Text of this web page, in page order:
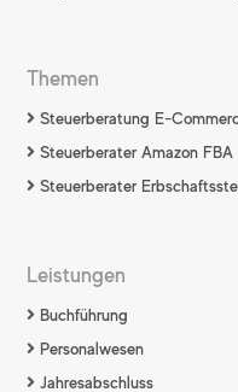
Themen
Steuerberatung E-
Steuerberater Amazon FBA
Steuerberater
Leistungen
Buchführung
Personalwesen
Jahresabschluss